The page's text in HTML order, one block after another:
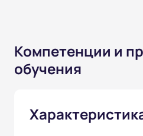
Компетенции и
обучения